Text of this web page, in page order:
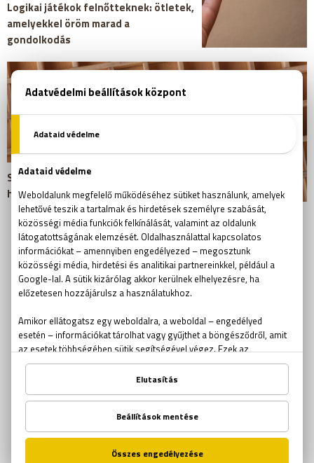
Logikai játékok felnőtteknek: ötletek,
amelyekkel öröm marad a
gondolkodás
Szabadulószoba csapatépítéshez: így
hozd ki a legtöbbet a közös játékból
MI ÉRDEKEL MÉG?
szabadulószoba szabadulószoba vb
logika
kreativitás
team building
félelem kijutós játék
érzelem
legjobb szabadulószoba
Mystery House